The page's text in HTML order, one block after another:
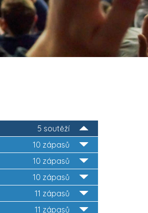
5 soutěží
10 zápasů
10 zápasů
10 zápasů
11 zápasů
11 zápasů